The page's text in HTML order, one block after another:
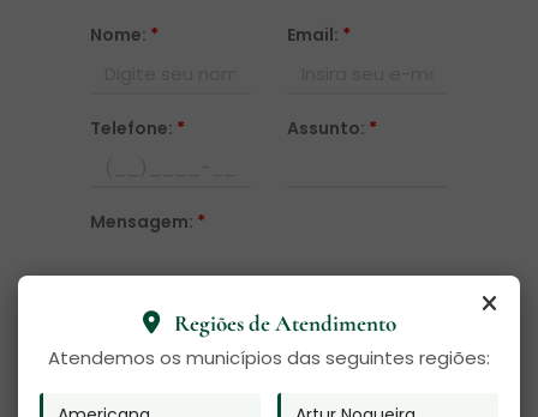
Regiões de Atendimento
Atendemos os municípios das seguintes regiões:
Nome: * Email: *
Telefone: * Assunto: *
Mensagem: *